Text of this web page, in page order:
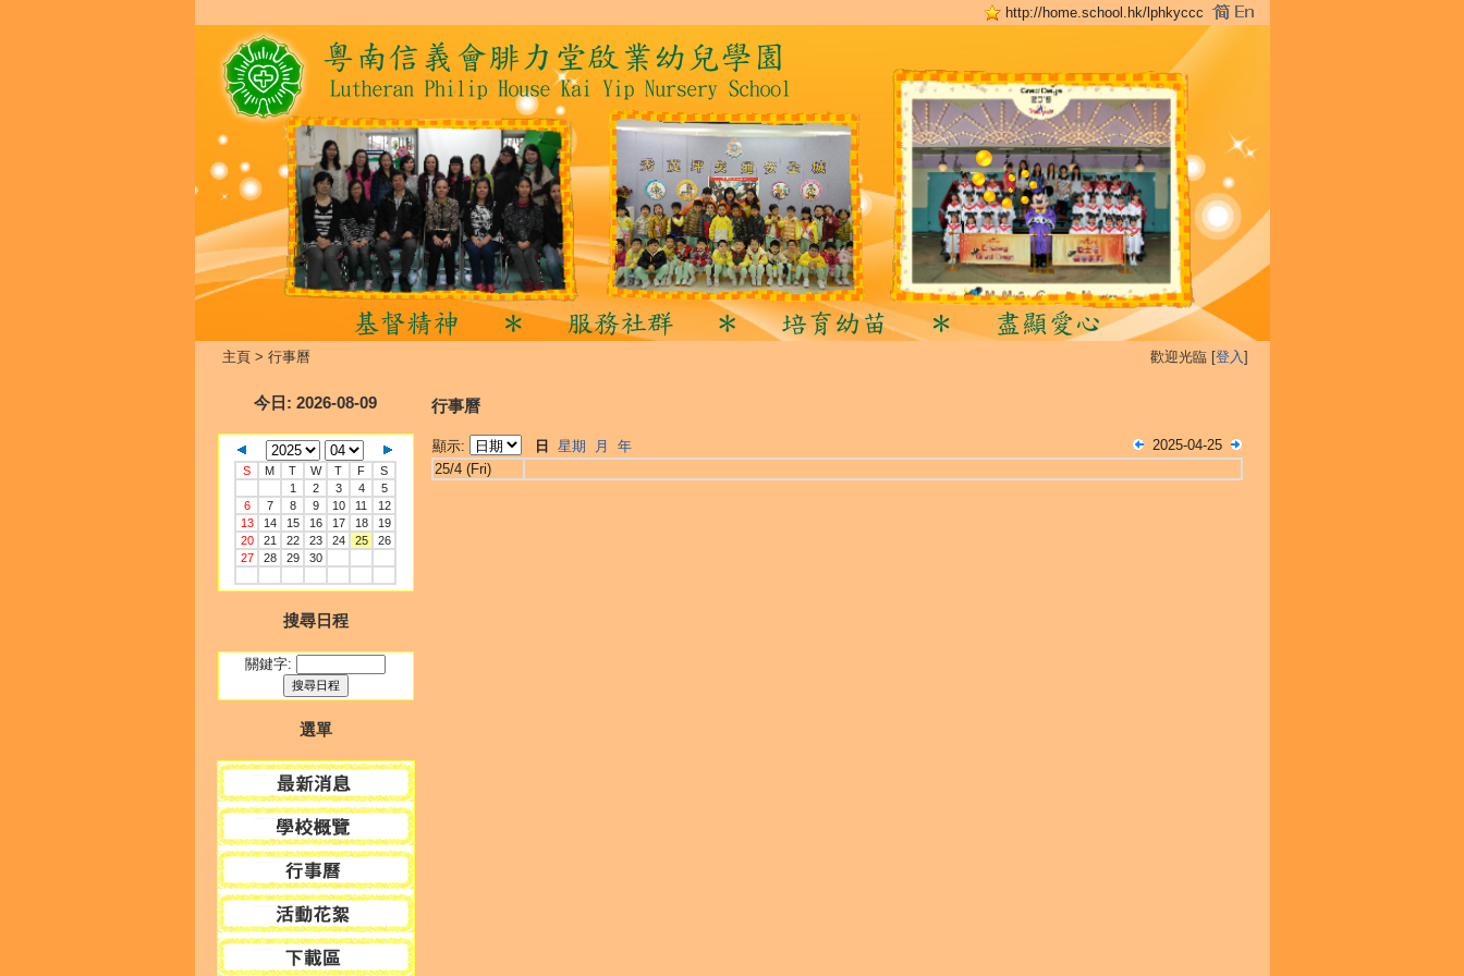
http://home.school.hk/lphkyccc
主頁> 行事曆 歡迎光臨 [登入]
今日 : 2026-08-09
S M T W T F
S
1
2 3 4
5
6
7 8 9 10 11
12
13
14 15 16 17 18
19
20
21 22 23 24 25
26
27
28 29 30
搜尋日程
關鍵字:
選單
行事曆
顯示: 日 星期 月 年
2025-04-25
25/4 (Fri)